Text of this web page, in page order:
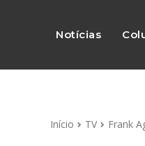
Notícias
Início TV Frank